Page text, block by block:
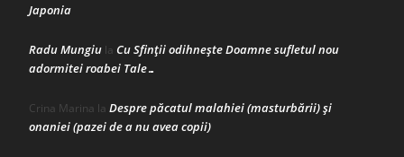
Japonia
Radu Mungiu la Cu Sfinții odihnește Doamne sufletul nou
adormitei roabei Tale…
Crina Marina la Despre păcatul malahiei (masturbării) şi
onaniei (pazei de a nu avea copii)